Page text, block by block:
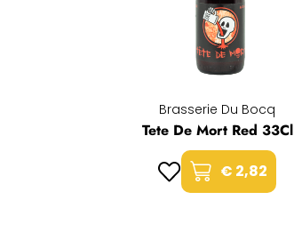
Brasserie Du Bocq
Tete De Mort Red 33Cl
€ 2,82